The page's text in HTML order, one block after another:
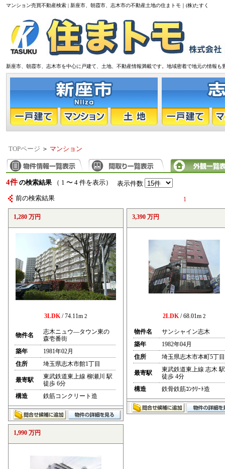
マンション売買不動産検索 | 新座市、朝霞市、志木市の不動産土地の住まトモ｜(株)たすく
新座市、朝霞市、志木市を中心に戸建て、土地、不動産情報満載です。地域密着で地元の情報も
TOPページ ＞ マンション
4件 の検索結果 （ 1 〜 4 件を表示） 表示件数
前の検索結果 1
1,280 万円
3LDK/ 74.11m 2
物件名
志木ニュウ―タウン東の
森壱番街
築年
1981年02月
住所
埼玉県志木市館1丁目
最寄駅
東武鉄道東上線 柳瀬川 駅
徒歩 6分
構造
鉄筋コンクリート造
3,390 万円
2LDK/ 68.01m 2
物件名
サンシャイン志木
築年
1982年04月
住所
埼玉県志木市本町5丁目
最寄駅
東武鉄道東上線 志木 駅
徒歩 4分
構造
鉄骨鉄筋ｺﾝｸﾘｰﾄ造
1,990 万円